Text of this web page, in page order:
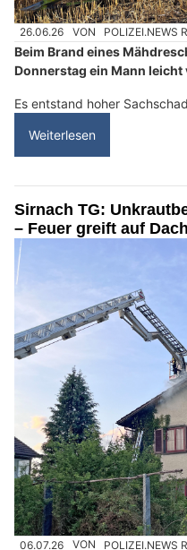
26.06.26 VON POLIZEI.NEWS
Beim Brand eines
Donnerstag ein Mann leicht
Es entstand hoher
Weiterlesen
Sirnach TG:
– Feuer greift auf
06.07.26 VON POLIZEI.NEWS